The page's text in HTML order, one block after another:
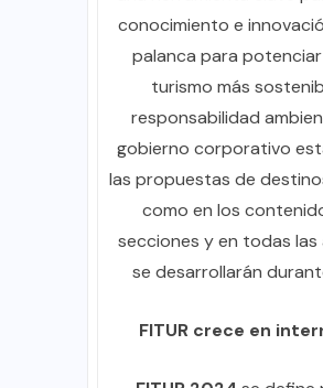
conocimiento e
palanca para
turismo más
responsabilidad
gobierno corporativo
las propuestas de
como en los
secciones y en todas
se desarrollarán
FITUR crece en